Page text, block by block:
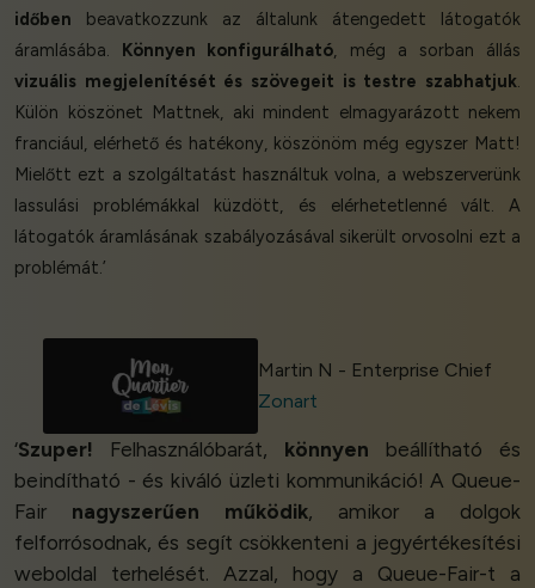
időben beavatkozzunk az általunk átengedett látogatók
áramlásába. Könnyen konfigurálható , még a sorban állás
vizuális megjelenítését és szövegeit is testre szabhatjuk
Külön köszönet Mattnek, aki mindent elmagyarázott nekem
franciául, elérhető és hatékony, köszönöm még egyszer Matt!
Mielőtt ezt a szolgáltatást használtuk volna, a webszerverünk
lassulási problémákkal küzdött, és elérhetetlenné vált. A
látogatók áramlásának szabályozásával sikerült orvosolni ezt a
problémát.’
Martin N - Enterprise Chief
Zonart
‘Szuper! Felhasználóbarát, könnyen beállítható és
beindítható - és kiváló üzleti kommunikáció! A Queue-
Fair nagyszerűen működik, amikor a dolgok
felforrósodnak, és segít csökkenteni a jegyértékesítési
weboldal terhelését. Azzal, hogy a Queue-Fair-t a